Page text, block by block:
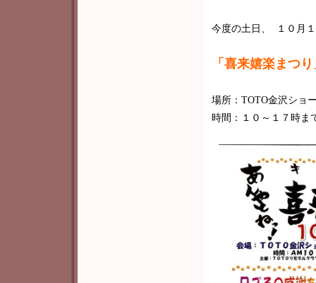
今度の土日、 １０月
「喜来嬉楽まつ
場所：TOTO金沢ショ
時間：１０～１７時ま